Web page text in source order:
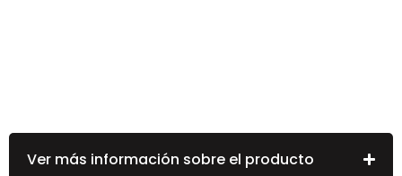
Ver más información sobre el producto